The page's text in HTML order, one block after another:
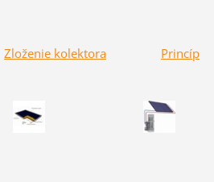
Zloženie kolektora
Princíp